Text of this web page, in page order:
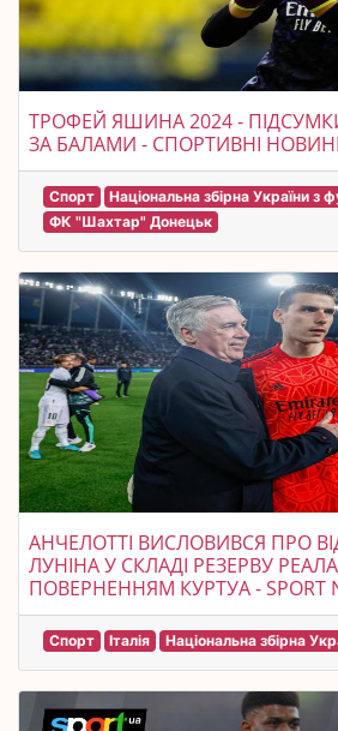
ТРОФЕЙ ЯШИНА 2024 -
ЗА БАЛАМИ - СПОРТИВНІ
Спорт
Національна збірна України з
ФК "Шахтар" Донецьк
АНЧЕЛОТТІ ВИСЛОВИВСЯ ПРО
ЛУНІНА У СКЛАДІ РЕЗЕРВУ
ПОВЕРНЕННЯМ КУРТУА - SPORT
Спорт Італія Національна збірна